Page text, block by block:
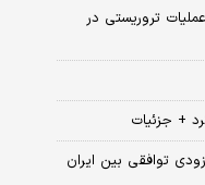
تروریستی در
+ جزئیات
توافقی بین ایران